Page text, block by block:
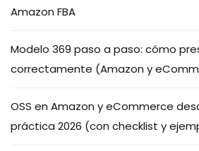
Amazon FBA
Modelo 369 paso a paso: cómo
correctamente (Amazon y
OSS en Amazon y eCommerce
práctica 2026 (con checklist y